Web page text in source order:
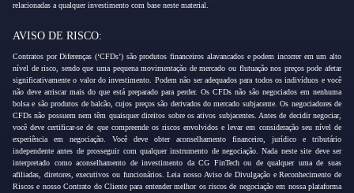
relacionadas a qualquer investimento com base neste material.
AVISO DE RISCO:
Contratos por Diferenças (‘CFDs’) são produtos financeiros alavancados e podem incorrer em um alto
nível de risco, sendo que uma pequena movimentação de mercado ou flutuação nos preços pode afetar
significativamente o valor do investimento. Podem não ser adequados para todos os indivíduos e você
não deve arriscar mais do que está preparado para perder. Os CFDs não são negociados em nenhuma
bolsa e são produtos de balcão, cujos preços são derivados do mercado subjacente. Os negociadores de
CFDs não possuem nem têm quaisquer direitos sobre os ativos subjacentes. Antes de decidir negociar,
você deve certificar-se de que compreende os riscos envolvidos e levar em consideração seu nível de
experiência em negociação. Você deve obter aconselhamento financeiro, jurídico e tributário
independente antes de prosseguir com qualquer instrumento de negociação. Nada neste site deve ser
interpretado como aconselhamento de investimento da CG FinTech ou de qualquer uma de suas
afiliadas, diretores, executivos ou funcionários. Leia nosso Aviso de Divulgação e Reconhecimento de
Riscos e nosso Contrato do Cliente para entender melhor os riscos de negociação em nossa plataforma